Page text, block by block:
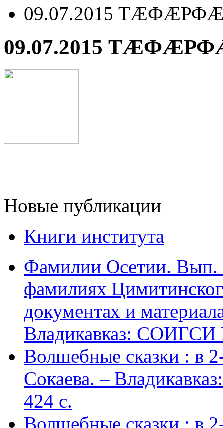
09.07.2015
09.07.2015
Новые публикации
Книги института
Фамилии Осетии. Вып.
фамилиях
документах и
Владикавказ:
Волшебные сказки : в
Сокаева. –
424 c.
Волшебные сказки : в